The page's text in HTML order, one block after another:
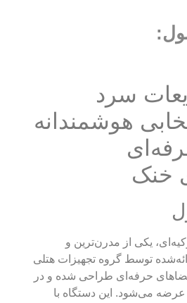
سرد
هوشمندانه
خنک
یکی از مدرن‌ترین و
توسط گروه تجهیزات هتلی
حرفه‌ای طراحی شده و در
۲ و ۳ مخزن عرضه می‌شود. این دستگاه با